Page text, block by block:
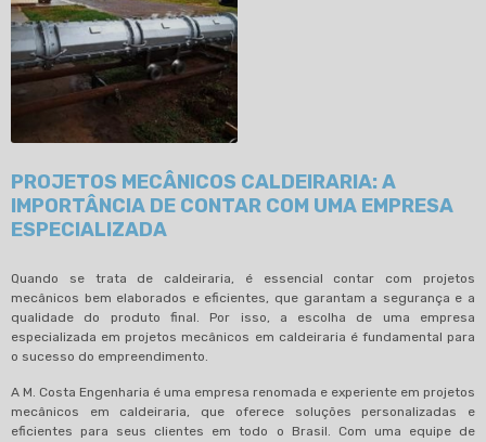
PROJETOS MECÂNICOS CALDEIRARIA: A
IMPORTÂNCIA DE CONTAR COM UMA EMPRESA
ESPECIALIZADA
Quando se trata de caldeiraria, é essencial contar com projetos
mecânicos bem elaborados e eficientes, que garantam a segurança e a
qualidade do produto final. Por isso, a escolha de uma empresa
especializada em projetos mecânicos em caldeiraria é fundamental para
o sucesso do empreendimento.
A M. Costa Engenharia é uma empresa renomada e experiente em projetos
mecânicos em caldeiraria, que oferece soluções personalizadas e
eficientes para seus clientes em todo o Brasil. Com uma equipe de